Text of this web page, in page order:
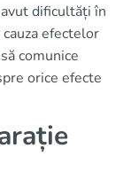
dificultăți în
efectelor
comunice
orice efecte